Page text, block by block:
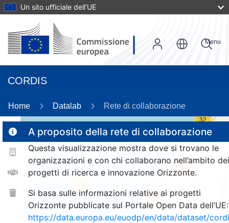
Un sito ufficiale dell’UE
CORDIS
Menu
Home Datalab Rete di collaborazione
A proposito della rete di collaborazione
Questa visualizzazione mostra dove si trovano le
organizzazioni e con chi collaborano nell’ambito dei
progetti di ricerca e innovazione Orizzonte.
Si basa sulle informazioni relative ai progetti
Orizzonte pubblicate sul Portale Open Data dell’UE:
https://data.europa.eu/euodp/en/data/dataset/
32
177
112